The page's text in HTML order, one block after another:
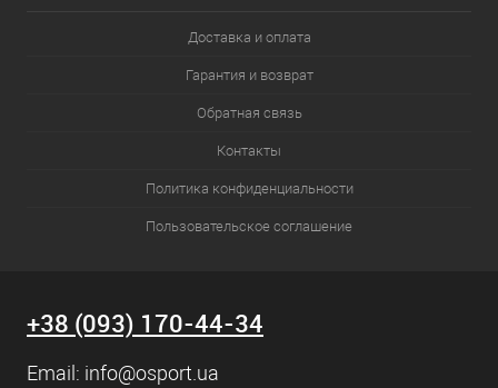
Доставка и оплата
Гарантия и возврат
Обратная связь
Контакты
Политика конфиденциальности
Пользовательское соглашение
+38 (093) 170-44-34
Email: info@osport.ua